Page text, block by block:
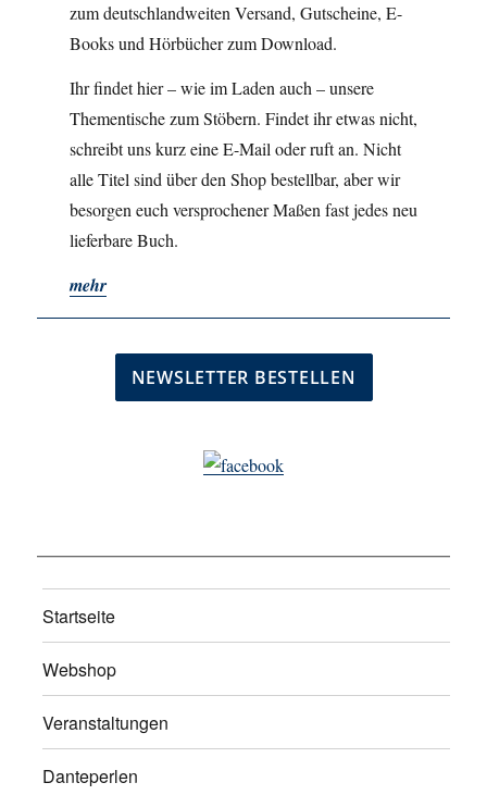
zum deutschlandweiten Versand, Gutscheine, E-
Books und Hörbücher zum Download.
Ihr findet hier – wie im Laden auch – unsere
Thementische zum Stöbern. Findet ihr etwas nicht,
schreibt uns kurz eine E-Mail oder ruft an. Nicht
alle Titel sind über den Shop bestellbar, aber wir
besorgen euch versprochener Maßen fast jedes neu
lieferbare Buch.
mehr
Startseite
Webshop
Veranstaltungen
Danteperlen